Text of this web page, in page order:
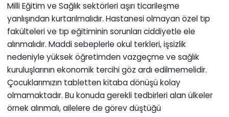
Milli Eğitim ve Sağlık sektörleri aşırı ticarileşme
yanlışından kurtarılmalıdır. Hastanesi olmayan özel tıp
fakülteleri ve tıp eğitiminin sorunları ciddiyetle ele
alınmalıdır. Maddi sebeplerle okul terkleri, işsizlik
nedeniyle yüksek öğretimden vazgeçme ve sağlık
kuruluşlarının ekonomik tercihi göz ardı edilmemelidir.
Çocuklarımızın tabletten kitaba dönüşü kolay
olmamaktadır. Bu konuda gerekli tedbirleri alan ülkeler
örnek alınmalı, ailelere de görev düştüğü